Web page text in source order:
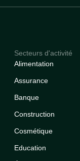
Secteurs d'activité
Alimentation
Assurance
Banque
Construction
Cosmétique
Education